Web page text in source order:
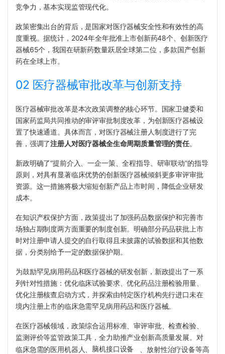
竞争力，基本实现监管现代化。
政策密集出台的背后，是国家对医疗器械安全性和有效性的高
度重视。据统计，2024年全年批准上市创新药48个、创新医疗
器械65个，我国在研新药数量跃居全球第二位，多款国产创新
药在全球上市。
02 医疗器械审批改革与创新支持
医疗器械审批改革是本次政策调整的核心环节。国家卫健委和
国家药监局共同推动的审评审批制度改革，为创新医疗器械设
置了快速通道。具体而言，对医疗器械注册人制度进行了完
善，强调了注册人对医疗器械全生命周期质量管理的责任。
新政明确了“提前介入、一企一策、全程指导、研审联动”的指导
原则，对具有显著临床优势的创新医疗器械倾斜更多审评审批
资源。这一措施将极大缩短创新产品上市时间，降低企业研发
成本。
在知识产权保护方面，政策提出了加强药品数据保护和完善市
场独占期制度两方面重要的制度创新。明确部分药品获批上市
时对注册申请人提交的自行取得且未披露的试验数据和其他数
据，分类别给予一定的数据保护期。
为鼓励罕见病用药品和医疗器械的研发创新，新政提出了一系
列针对性措施：优化临床试验要求、优化药品注册检验用量、
优化注册核查启动方式，并探索由特定医疗机构先行进口未在
境内注册上市的临床急需罕见病用药品和医疗器械。
在医疗器械领域，政策综合运用标准、审评审批、检查检验、
监测评价等监管政策工具，全力助推产业创新高质量发展。对
临床急需的医用机器人、 脑机接口设备
、放射性治疗设备等高